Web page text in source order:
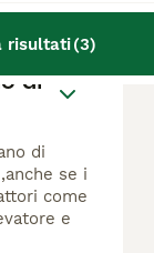
risultati(3)
di
di
se i
come
e